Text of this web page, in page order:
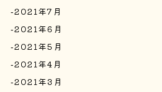
2021年7月
2021年6月
2021年5月
2021年4月
2021年3月